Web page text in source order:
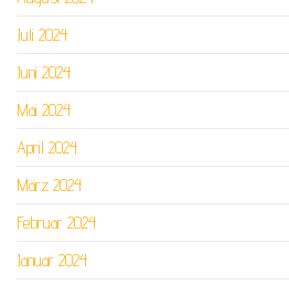
Juli 2024
Juni 2024
Mai 2024
April 2024
März 2024
Februar 2024
Januar 2024